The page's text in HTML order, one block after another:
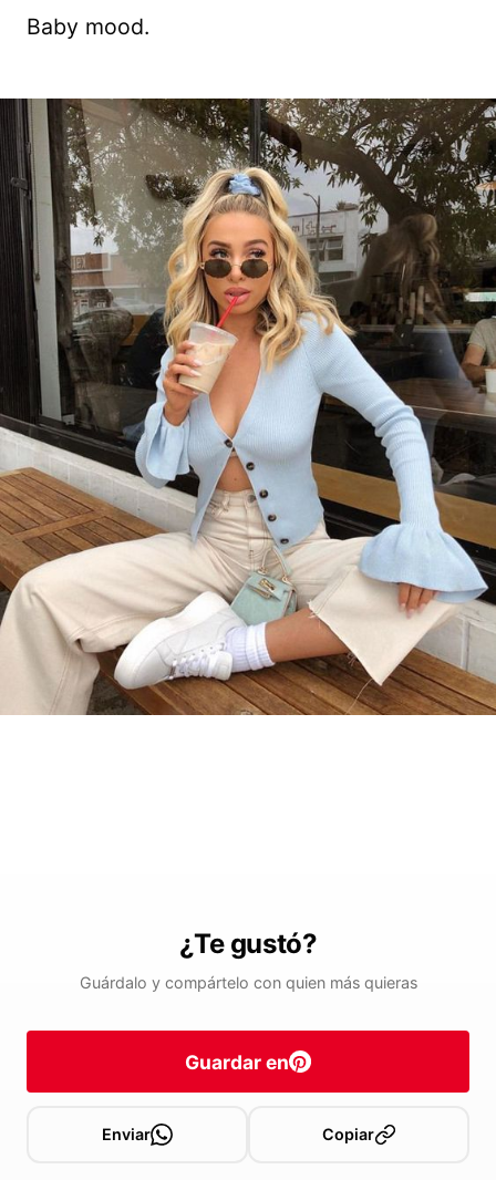
Baby mood.
¿Te gustó?
Guárdalo y compártelo con quien más quieras
Guardar en
Enviar Copiar